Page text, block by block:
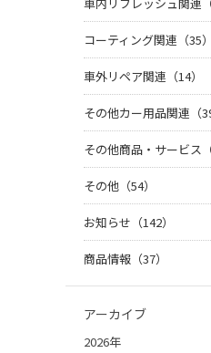
車内リフレッシュ関連（
コーティング関連（35）
車外リペア関連（14）
その他カー用品関連（39
その他商品・サービス（
その他（54）
お知らせ（142）
商品情報（37）
アーカイブ
2026年